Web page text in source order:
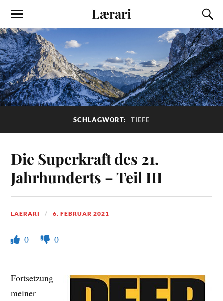
Lærari
SCHLAGWORT: TIEFE
Die Superkraft des 21.
Jahrhunderts – Teil III
LAERARI 6. FEBRUAR 2021
0 0
Fortsetzung
meiner